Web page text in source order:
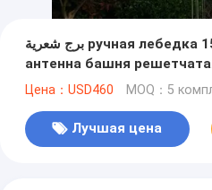
برج شعرية ручная лебедка 15м телескопическая
антенна башня
башня легкий вес
Цена：USD460 MOQ：5
Лучшая цена